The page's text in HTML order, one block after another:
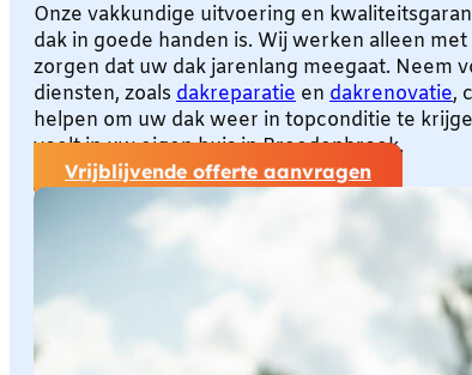
Onze vakkundige uitvoering en
dak in goede handen is. Wij werken alleen
zorgen dat uw dak jarenlang meegaat. Neem
diensten, zoals dakreparatie en dakrenovatie,
helpen om uw dak weer in topconditie te
voelt in uw eigen huis in Breedenbroek.
Vrijblijvende offerte aanvragen